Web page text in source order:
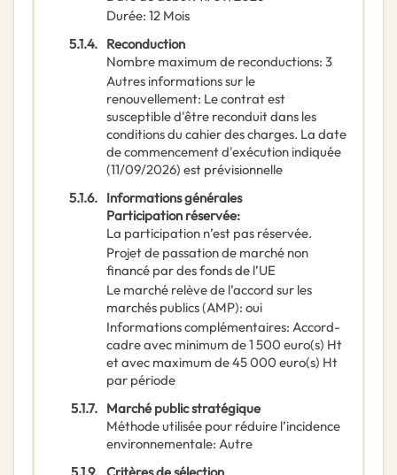
Durée: 12 Mois
5.1.4. Reconduction
Nombre maximum de reconductions: 3
Autres informations sur le
renouvellement: Le contrat est
susceptible d'être reconduit dans les
conditions du cahier des charges. La date
de commencement d'exécution indiquée
(11/09/2026) est prévisionnelle
5.1.6. Informations générales
Participation réservée:
La participation n’est pas réservée.
Projet de passation de marché non
financé par des fonds de l’UE
Le marché relève de l’accord sur les
marchés publics (AMP): oui
Informations complémentaires: Accord-
cadre avec minimum de 1 500 euro(s) Ht
et avec maximum de 45 000 euro(s) Ht
par période
5.1.7. Marché public stratégique
Méthode utilisée pour réduire l’incidence
environnementale: Autre